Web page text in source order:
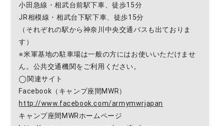
小田急線・相武台前駅下車、徒歩15分
JR相模線・相武台下駅下車、徒歩15分
（それぞれの駅から神奈川中央交通バスも出ておりま
す）
※米軍基地の駐車場は一般の方にはお使いいただけませ
ん。公共交通機関をご利用ください。
◯関連サイト
Facebook（キャンプ座間MWR）
http://www.facebook.com/armymwrjapan
キャンプ座間MWRホームページ